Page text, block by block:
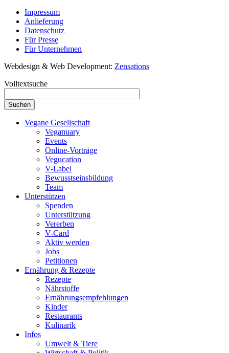
Impressum
Anlieferung
Datenschutz
Für Presse
Für Unternehmen
Webdesign & Web Development: Zensations
Volltextsuche
Vegane Gesellschaft
Veganuary
Events
Online-Vorträge
Vegucation
V-Label
Bewusstseinsbildung
Team
Unterstützen
Spenden
Unterstützung
Vererben
V-Card
Aktiv werden
Jobs
Petitionen
Ernährung & Rezepte
Rezepte
Nährstoffe
Ernährungsempfehlungen
Kinder
Restaurants
Kulinarik
Infos
Umwelt & Tiere